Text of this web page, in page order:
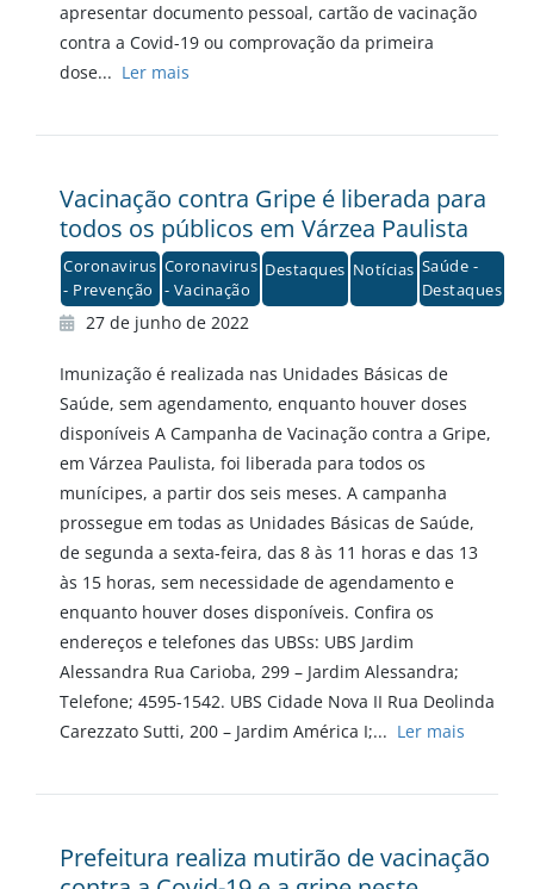
apresentar documento pessoal, cartão de vacinação
contra a Covid-19 ou comprovação da primeira
dose... Ler mais
Vacinação contra Gripe é liberada para
todos os públicos em Várzea Paulista
Coronavirus
- Prevenção
Coronavirus
- Vacinação
Destaques Notícias Saúde -
Destaques
27 de junho de 2022
Imunização é realizada nas Unidades Básicas de
Saúde, sem agendamento, enquanto houver doses
disponíveis A Campanha de Vacinação contra a Gripe,
em Várzea Paulista, foi liberada para todos os
munícipes, a partir dos seis meses. A campanha
prossegue em todas as Unidades Básicas de Saúde,
de segunda a sexta-feira, das 8 às 11 horas e das 13
às 15 horas, sem necessidade de agendamento e
enquanto houver doses disponíveis. Confira os
endereços e telefones das UBSs: UBS Jardim
Alessandra Rua Carioba, 299 – Jardim Alessandra;
Telefone; 4595-1542. UBS Cidade Nova II Rua Deolinda
Carezzato Sutti, 200 – Jardim América I;... Ler mais
Prefeitura realiza mutirão de vacinação